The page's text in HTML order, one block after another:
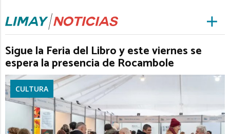
Sigue la Feria del Libro y este viernes se
espera la presencia de Rocambole
CULTURA